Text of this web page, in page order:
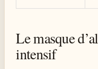
Le masque
intensif